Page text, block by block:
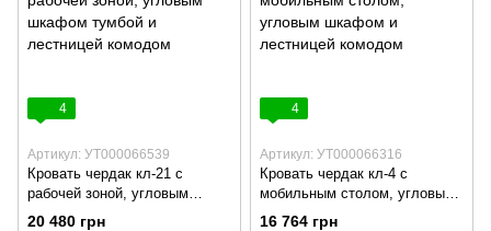
4
Артикул: УТ000066539
Кровать чердак кл-21 с
рабочей зоной, угловым
шкафом тумбой и лестницей
20 480 грн
4
Артикул: УТ000066316
Кровать чердак кл-4 с
мобильным столом, угловым
шкафом и лестницей комодом
16 764 грн